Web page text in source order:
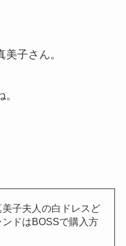
子さん。
美子夫人の白ドレスど
ンドはBOSSで購入方